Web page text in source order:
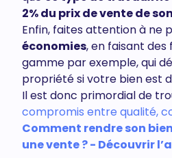
2% du prix de vente de
Enfin, faites attention à ne
économies, en faisant des
gamme par exemple, qui
propriété si votre bien est
Il est donc primordial de
compromis entre qualité,
Comment rendre son
une vente ? - Découvrir